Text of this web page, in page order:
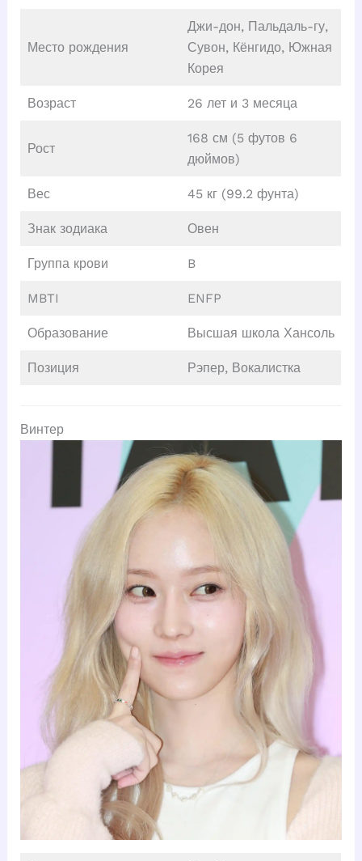
Место рождения
Джи-дон, Пальдаль-гу,
Сувон, Кёнгидо, Южная
Корея
Возраст 26 лет и 3 месяца
Рост
168 см (5 футов 6
дюймов)
Вес 45 кг (99.2 фунта)
Знак зодиака Овен
Группа крови B
MBTI ENFP
Образование Высшая школа Хансоль
Позиция Рэпер, Вокалистка
Винтер